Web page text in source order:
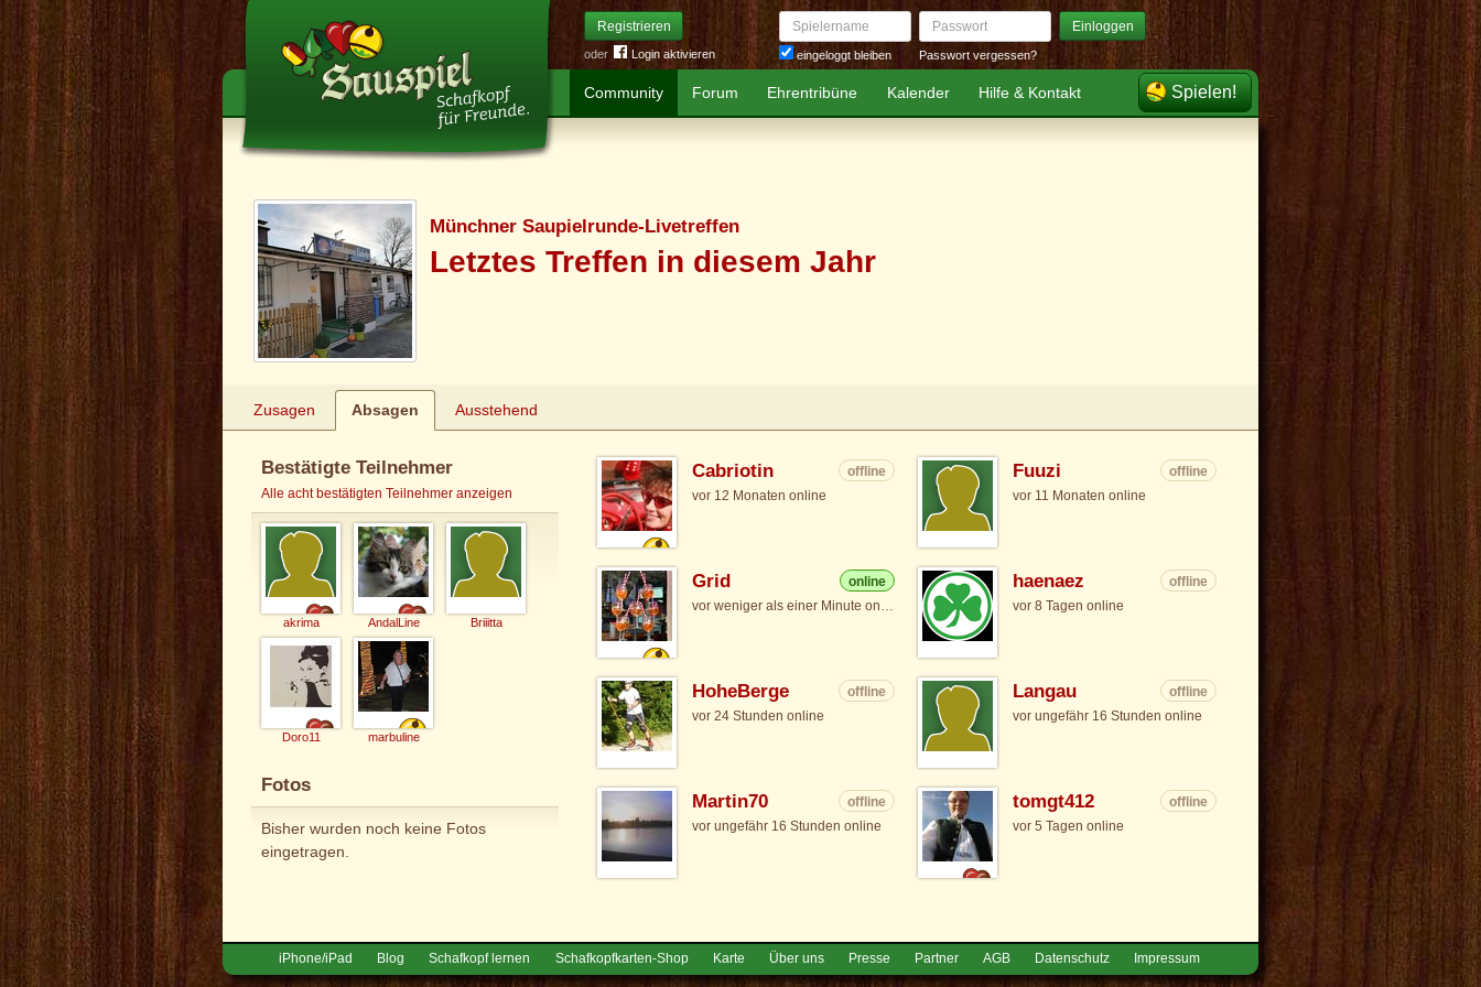
Registrieren
oder Login aktivieren
Spielername
eingeloggt bleiben
Passwort Einloggen
Passwort vergessen?
Community Forum Ehrentribüne Kalender Hilfe & Kontakt Spielen!
Münchner Saupielrunde-Livetreffen
Letztes Treffen in diesem Jahr
Zusagen Absagen Ausstehend
Bestätigte Teilnehmer
Alle acht bestätigten Teilnehmer anzeigen
akrima AndalLine Briiitta
Doro11 marbuline
Fotos
Bisher wurden noch keine Fotos
eingetragen.
Cabriotin
offline
vor 12 Monaten online
Fuuzi
offline
vor 11 Monaten online
Grid
online
haenaez
offline
vor 8 Tagen online
HoheBerge
offline
vor 24 Stunden online
Langau
offline
vor ungefähr 16 Stunden online
Martin70
offline
vor ungefähr 16 Stunden online
tomgt412
offline
vor 5 Tagen online
iPhone/iPad Blog Schafkopf lernen Schafkopfkarten-Shop Karte Über uns Presse Partner AGB Datenschutz Impressum